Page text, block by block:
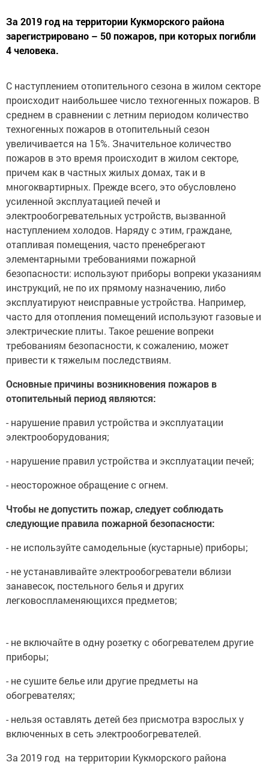
За 2019 год на территории Кукморского района
зарегистрировано – 50 пожаров, при которых погибли
4 человека.
С наступлением отопительного сезона в жилом секторе
происходит наибольшее число техногенных пожаров. В
среднем в сравнении с летним периодом количество
техногенных пожаров в отопительный сезон
увеличивается на 15%. Значительное количество
пожаров в это время происходит в жилом секторе,
причем как в частных жилых домах, так и в
многоквартирных. Прежде всего, это обусловлено
усиленной эксплуатацией печей и
электрообогревательных устройств, вызванной
наступлением холодов. Наряду с этим, граждане,
отапливая помещения, часто пренебрегают
элементарными требованиями пожарной
безопасности: используют приборы вопреки указаниям
инструкций, не по их прямому назначению, либо
эксплуатируют неисправные устройства. Например,
часто для отопления помещений используют газовые и
электрические плиты. Такое решение вопреки
требованиям безопасности, к сожалению, может
привести к тяжелым последствиям.
Основные причины возникновения пожаров в
отопительный период являются:
- нарушение правил устройства и эксплуатации
электрооборудования;
- нарушение правил устройства и эксплуатации печей;
- неосторожное обращение с огнем.
Чтобы не допустить пожар, следует соблюдать
следующие правила пожарной безопасности:
- не используйте самодельные (кустарные) приборы;
- не устанавливайте электрообогреватели вблизи
занавесок, постельного белья и других
легковоспламеняющихся предметов;
- не включайте в одну розетку с обогревателем другие
приборы;
- не сушите белье или другие предметы на
обогревателях;
- нельзя оставлять детей без присмотра взрослых у
включенных в сеть электрообогревателей.
За 2019 год на территории Кукморского района